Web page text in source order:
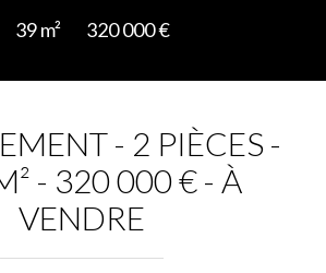
39 m²
320 000 €
- 2 PIÈCES -
- 320 000 € - À
VENDRE